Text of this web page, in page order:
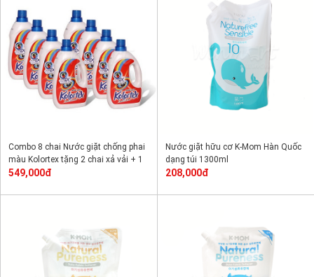
Combo 8 chai Nước giặt chống phai
màu Kolortex tặng 2 chai xả vải + 1
chai lau sàn + 1 chai lau bếp
549,000đ
Nước giặt hữu cơ K-Mom Hàn Quốc
dạng túi 1300ml
208,000đ